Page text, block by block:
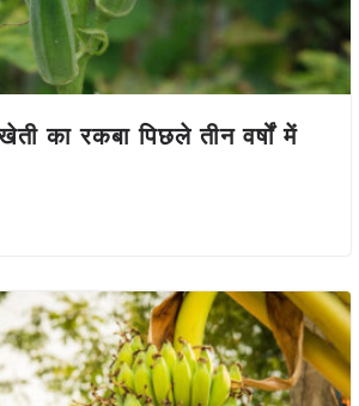
का रकबा पिछले तीन वर्षों में